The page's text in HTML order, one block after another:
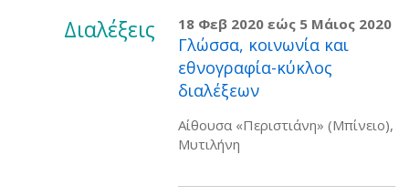
Διαλέξεις 18 Φεβ 2020 εώς 5 Μάιος 2020
Γλώσσα, κοινωνία και
εθνογραφία-κύκλος
διαλέξεων
Αίθουσα «Περιστιάνη» (Μπίνειο),
Μυτιλήνη